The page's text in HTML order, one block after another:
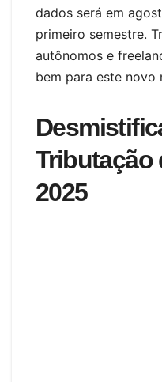
dados será em
primeiro semestre.
autônomos e
bem para este novo
Tributação
2025